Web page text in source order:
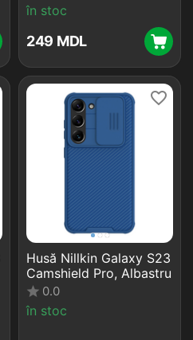
în stoc
‍249‍ MDL
Husă Nillkin Galaxy S23
Camshield Pro, Albastru
0.0
în stoc